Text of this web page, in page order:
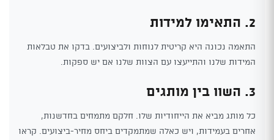
2. התאימו למידות
התאמה נכונה היא קריטית לנוחות ולביצועים. בדקו את טבלאות
המידות שלנו והתייעצו עם הצוות שלנו אם יש ספקות.
3. השוו בין מותגים
כל מותג מביא את הייחודיות שלו. חלקם מתמחים בחדשנות,
אחרים בעמידות, ויש כאלה שמתמקדים ביחס מחיר-ביצועים. קראו